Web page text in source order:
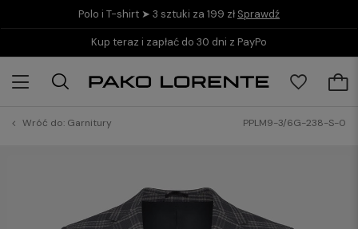
Polo i T-shirt ➤ 3 sztuki za 199 zł Sprawdź
Kup teraz i zapłać do 30 dni z PayPo
Wróć do: Garnitury PPLM9-3/6G-238-S-0